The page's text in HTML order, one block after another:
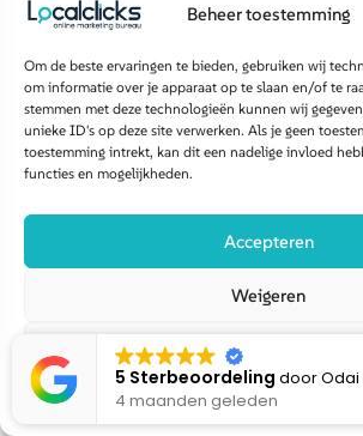
Beheer toestemming
Om de beste ervaringen te bieden, gebruiken wij
om informatie over je apparaat op te slaan en/of te
stemmen met deze technologieën kunnen wij
unieke ID's op deze site verwerken. Als je geen
toestemming intrekt, kan dit een nadelige invloed
functies en mogelijkheden.
Accepteren
Weigeren
Bekijk voorkeuren
CookiebeleidDisclaimer privacy
Groei indrie
Zo werkt het
Zo maken wij
zichtbaarin
5 Sterbeoordeling doorLinda
4 maanden geleden